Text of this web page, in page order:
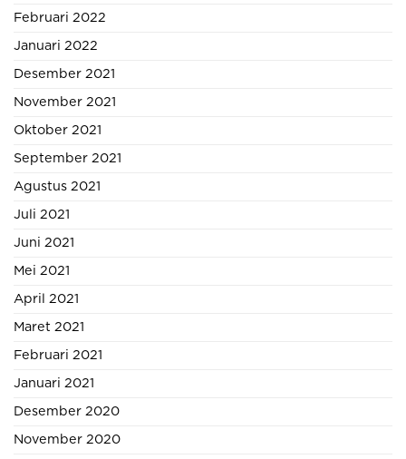
Februari 2022
Januari 2022
Desember 2021
November 2021
Oktober 2021
September 2021
Agustus 2021
Juli 2021
Juni 2021
Mei 2021
April 2021
Maret 2021
Februari 2021
Januari 2021
Desember 2020
November 2020